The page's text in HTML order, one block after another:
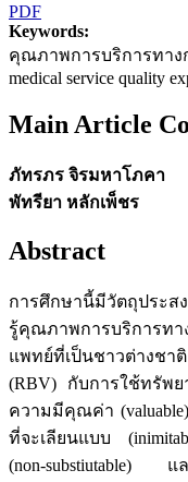
PDF
Keywords:
คุณภาพการบริการทาง
medical service quality
Main Article
ภัทรภร จิรมหาโภคา
พัทรียา หลักเพ็ชร
Abstract
การศึกษานี้มีวัตถุประส
รู้คุณภาพการบริการทา
แพทย์ที่เป็นชาวต่างช
(RBV) กับการใช้ทรัพ
ความมีคุณค่า
ที่จะเลียนแบบ
(non-substiutable) แ